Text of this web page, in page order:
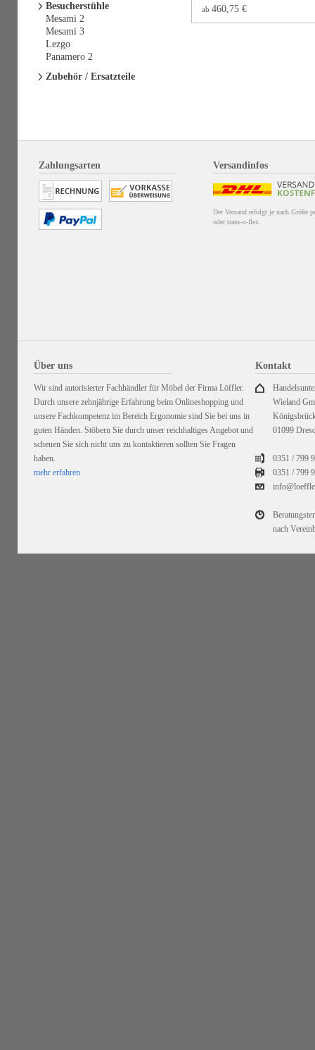
ab 460,75 €
Besucherstühle
Mesami 2
Mesami 3
Lezgo
Panamero 2
Zubehör / Ersatzteile
Zahlungsarten Versandinfos
Der Versand erfolgt je nach Größe
oder trans-o-flex.
Über uns
Wir sind autorisierter Fachhändler für Möbel der Firma Löffler.
Durch unsere zehnjährige Erfahrung beim Onlineshopping und
unsere Fachkompetenz im Bereich Ergonomie sind Sie bei uns in
guten Händen. Stöbern Sie durch unser reichhaltiges Angebot und
scheuen Sie sich nicht uns zu kontaktieren sollten Sie Fragen
haben.
mehr erfahren
Kontakt
Wieland
01099
0351 / 799
0351 /799
nach